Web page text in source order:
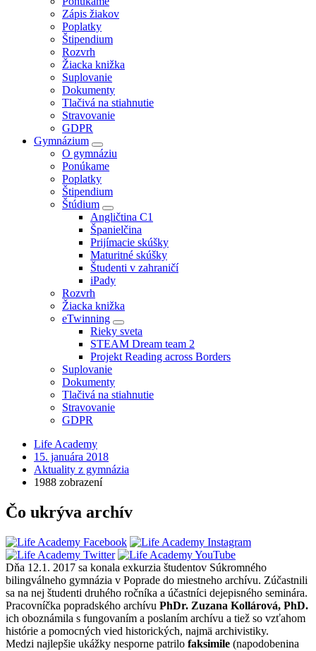
Zápis žiakov
Poplatky
Štipendium
Rozvrh
Žiacka knižka
Suplovanie
Dokumenty
Tlačivá na stiahnutie
Stravovanie
GDPR
Gymnázium
O gymnáziu
Ponúkame
Poplatky
Štipendium
Štúdium
Angličtina C1
Španielčina
Prijímacie skúšky
Maturitné skúšky
Študenti v zahraničí
iPady
Rozvrh
Žiacka knižka
eTwinning
Rieky sveta
STEAM Dream team 2
Projekt Reading across Borders
Suplovanie
Dokumenty
Tlačivá na stiahnutie
Stravovanie
GDPR
Life Academy
15. januára 2018
Aktuality z gymnázia
1988 zobrazení
Čo ukrýva archív
Dňa 12.1. 2017 sa konala exkurzia študentov Súkromného
bilingválneho gymnázia v Poprade do miestneho archívu. Zúčastnili
sa na nej študenti druhého ročníka a účastníci dejepisného seminára.
Pracovníčka popradského archívu PhDr. Zuzana Kollárová, PhD.
ich oboznámila s fungovaním a poslaním archívu a tiež so vzťahom
histórie a pomocných vied historických, najmä archivistiky.
Medzi najlepšie ukážky nesporne patrilo faksimile (napodobenina